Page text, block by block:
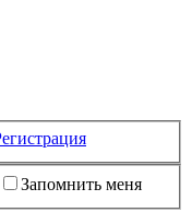
Запомнить меня